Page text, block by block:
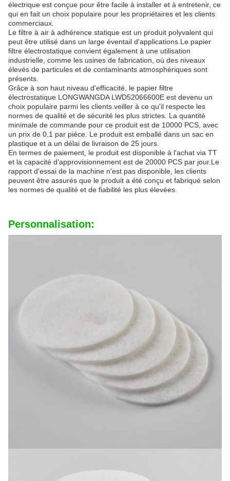
électrique est conçue pour être facile à installer et à entretenir, ce
qui en fait un choix populaire pour les propriétaires et les clients
commerciaux.
Le filtre à air à adhérence statique est un produit polyvalent qui
peut être utilisé dans un large éventail d'applications.Le papier
filtre électrostatique convient également à une utilisation
industrielle, comme les usines de fabrication, où des niveaux
élevés de particules et de contaminants atmosphériques sont
présents.
Grâce à son haut niveau d'efficacité, le papier filtre
électrostatique LONGWANGDA LWD52066600E est devenu un
choix populaire parmi les clients.veiller à ce qu'il respecte les
normes de qualité et de sécurité les plus strictes. La quantité
minimale de commande pour ce produit est de 10000 PCS, avec
un prix de 0,1 par pièce. Le produit est emballé dans un sac en
plastique et a un délai de livraison de 25 jours.
En termes de paiement, le produit est disponible à l'achat via TT
et la capacité d'approvisionnement est de 20000 PCS par jour.Le
rapport d'essai de la machine n'est pas disponible, les clients
peuvent être assurés que le produit a été conçu et fabriqué selon
les normes de qualité et de fiabilité les plus élevées.
Personnalisation: